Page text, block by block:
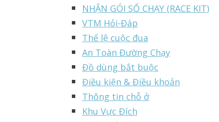
NHẬN GÓI SỐ CHẠY (RACE KIT)
VTM Hỏi-Đáp
Thể lệ cuộc đua
An Toàn Đường Chạy
Đồ dùng bắt buộc
Điều kiện & Điều khoản
Thông tin chỗ ở
Khu Vực Đích